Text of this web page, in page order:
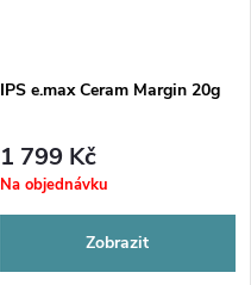
IPS e.max Ceram Margin 20g
1 799 Kč
Na objednávku
Zobrazit